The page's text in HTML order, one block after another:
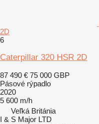
2D
6
Caterpillar 320 HSR 2D
87 490 € 75 000 GBP
Pásové rýpadlo
2020
5 600 m/h
Veľká Británia
I & S Major LTD